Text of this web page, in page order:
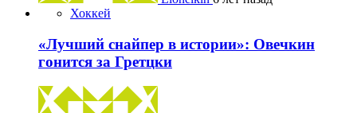
Хоккей
«Лучший снайпер в истории»: Овечкин
гонится за Гретцки